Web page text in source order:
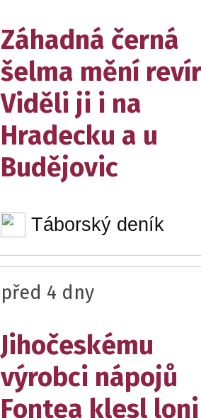
Záhadná černá
šelma mění
Viděli ji i na
Hradecku a u
Budějovic
Táborský deník
před 4 dny
Jihočeskému
výrobci nápojů
Fontea klesl loni